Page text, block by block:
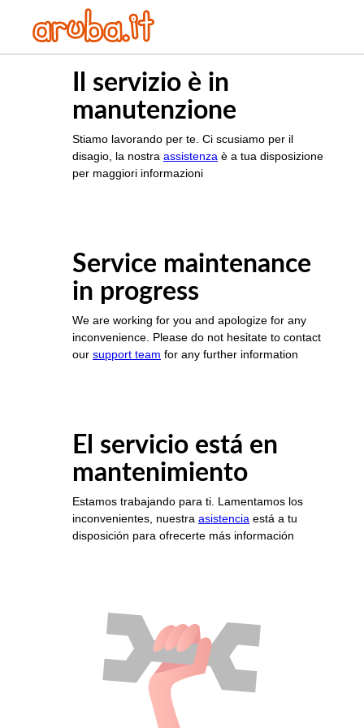
Il servizio è in
manutenzione
Stiamo lavorando per te. Ci scusiamo per il
disagio, la nostra assistenza è a tua disposizione
per maggiori informazioni
Service maintenance
in progress
We are working for you and apologize for any
inconvenience. Please do not hesitate to contact
our support team for any further information
El servicio está en
mantenimiento
Estamos trabajando para ti. Lamentamos los
inconvenientes, nuestra asistencia está a tu
disposición para ofrecerte más información